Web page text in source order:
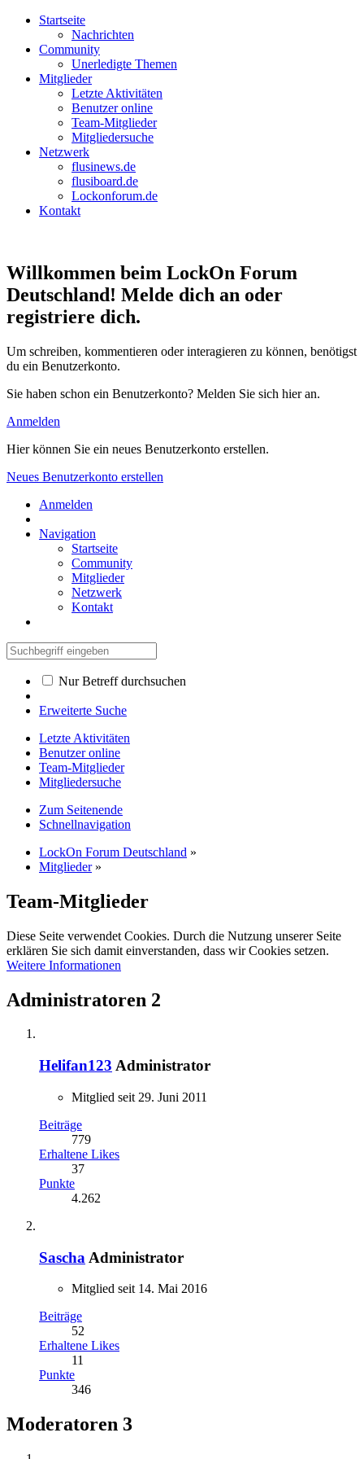
Startseite
Nachrichten
Community
Unerledigte Themen
Mitglieder
Letzte Aktivitäten
Benutzer online
Team-Mitglieder
Mitgliedersuche
Netzwerk
flusinews.de
flusiboard.de
Lockonforum.de
Kontakt
Willkommen beim LockOn Forum
Deutschland! Melde dich an oder
registriere dich.
Um schreiben, kommentieren oder interagieren zu können, benötigst
du ein Benutzerkonto.
Sie haben schon ein Benutzerkonto? Melden Sie sich hier an.
Anmelden
Hier können Sie ein neues Benutzerkonto erstellen.
Neues Benutzerkonto erstellen
Anmelden
Navigation
Startseite
Community
Mitglieder
Netzwerk
Kontakt
Nur Betreff durchsuchen
Erweiterte Suche
Letzte Aktivitäten
Benutzer online
Team-Mitglieder
Mitgliedersuche
Zum Seitenende
Schnellnavigation
LockOn Forum Deutschland »
Mitglieder »
Team-Mitglieder
Diese Seite verwendet Cookies. Durch die Nutzung unserer Seite
erklären Sie sich damit einverstanden, dass wir Cookies setzen.
Weitere Informationen
Administratoren 2
Helifan123 Administrator
Mitglied seit 29. Juni 2011
Beiträge
779
Erhaltene Likes
37
Punkte
4.262
Sascha Administrator
Mitglied seit 14. Mai 2016
Beiträge
52
Erhaltene Likes
11
Punkte
346
Moderatoren 3